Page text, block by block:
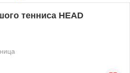
тенниса HEAD